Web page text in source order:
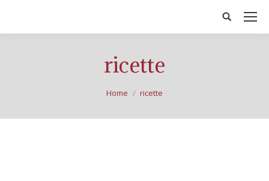
ricette
Home ricette